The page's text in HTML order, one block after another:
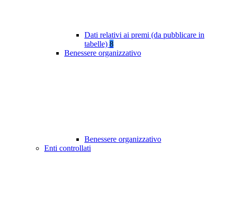
Dati relativi ai premi (da pubblicare in
tabelle) 8
Benessere organizzativo
Benessere organizzativo
Enti controllati